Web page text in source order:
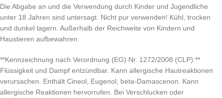
Die Abgabe an und die Verwendung durch Kinder und Jugendliche
unter 18 Jahren sind untersagt. Nicht pur verwenden! Kühl, trocken
und dunkel lagern. Außerhalb der Reichweite von Kindern und
Haustieren aufbewahren.
**Kennzeichnung nach Verordnung (EG) Nr. 1272/2008 (CLP):**
Flüssigkeit und Dampf entzündbar. Kann allergische Hautreaktionen
verursachen. Enthält Cineol, Eugenol, beta-Damascenon. Kann
allergische Reaktionen hervorrufen. Bei Verschlucken oder